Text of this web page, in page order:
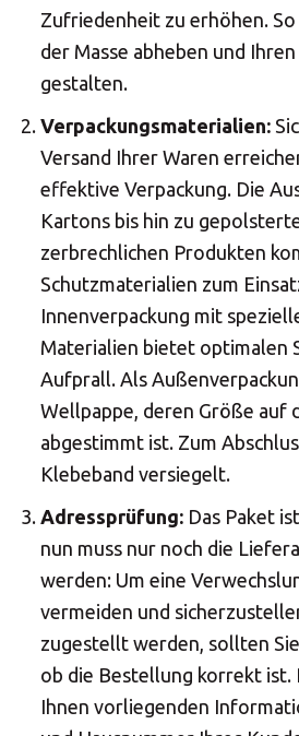
Zufriedenheit zu erhöhen. So
der Masse abheben und
gestalten.
Verpackungsmaterialien:
Versand Ihrer Waren
effektive Verpackung. Die
Kartons bis hin zu
zerbrechlichen Produkten
Schutzmaterialien zum
Innenverpackung mit
Materialien bietet optimalen
Aufprall. Als
Wellpappe, deren Größe auf
abgestimmt ist. Zum
Klebeband versiegelt.
Adressprüfung: Das Paket
nun muss nur noch die
werden: Um eine
vermeiden und
zugestellt werden, sollten
ob die Bestellung korrekt ist.
Ihnen vorliegenden